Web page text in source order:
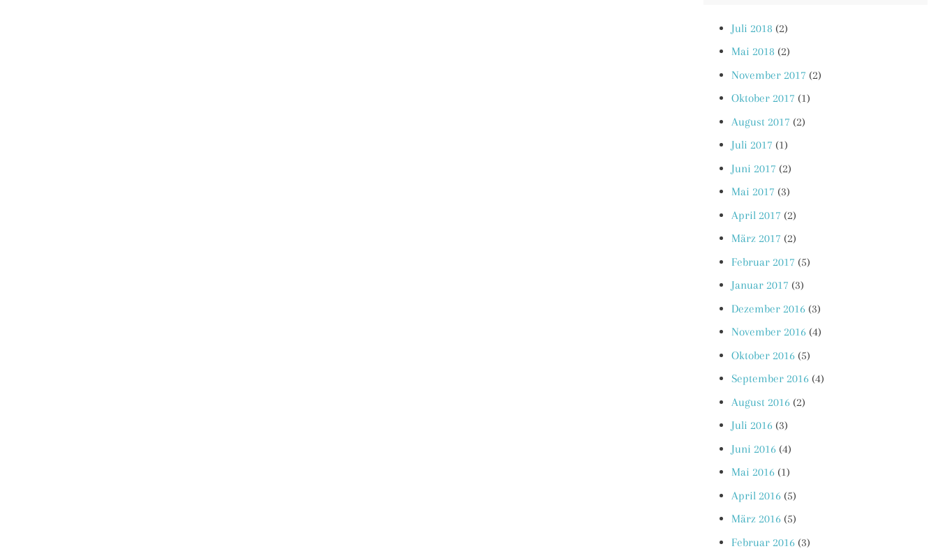
Juli 2018 (2)
Mai 2018 (2)
November 2017 (2)
Oktober 2017 (1)
August 2017 (2)
Juli 2017 (1)
Juni 2017 (2)
Mai 2017 (3)
April 2017 (2)
März 2017 (2)
Februar 2017 (5)
Januar 2017 (3)
Dezember 2016 (3)
November 2016 (4)
Oktober 2016 (5)
September 2016 (4)
August 2016 (2)
Juli 2016 (3)
Juni 2016 (4)
Mai 2016 (1)
April 2016 (5)
März 2016 (5)
Februar 2016 (3)